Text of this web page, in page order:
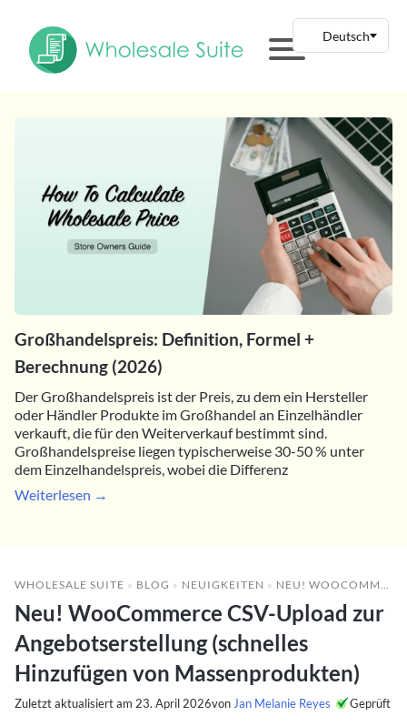
Großhandelspreis: Definition, Formel +
Berechnung (2026)
Der Großhandelspreis ist der Preis, zu dem ein Hersteller
oder Händler Produkte im Großhandel an Einzelhändler
verkauft, die für den Weiterverkauf bestimmt sind.
Großhandelspreise liegen typischerweise 30-50 % unter
dem Einzelhandelspreis, wobei die Differenz
Weiterlesen →
WHOLESALE SUITE » BLOG » NEUIGKEITEN » NEU! WOOCOMMERCE CSV-UPLOAD ZUR ANGEBOTSERSTELLUNG (SCHNELLES HINZUFÜGEN VON MASSENPRODUKTEN)
Neu! WooCommerce CSV-Upload zur
Angebotserstellung (schnelles
Hinzufügen von Massenprodukten)
Zuletzt aktualisiert am 23. April 2026von Jan Melanie Reyes
Geprüft